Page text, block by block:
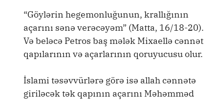
“Göylərin hegemonluğunun, krallığının
açarını sənə verəcəyəm” (Matta, 16/18-20).
Və beləcə Petros baş mələk Mixaellə cənnət
qapılarının və açarlarının qoruyucusu olur.
İslami təsəvvürlərə görə isə allah cənnətə
giriləcək tək qapının açarını Məhəmməd